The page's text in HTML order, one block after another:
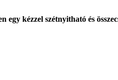
kézzel szétnyitható és